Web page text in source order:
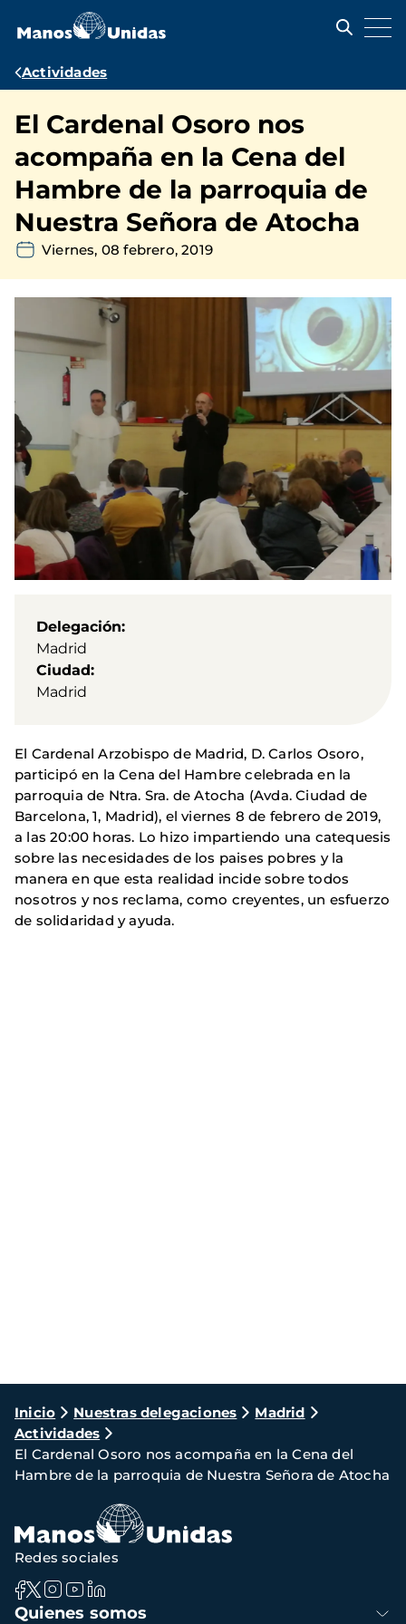
contenido
Ruta
navegación
Actividades
El Cardenal Osoro nos
acompaña en la Cena del
Hambre de la parroquia de
Nuestra Señora de Atocha
Viernes, 08 febrero, 2019
Delegación
Madrid
Ciudad
Madrid
El Cardenal Arzobispo de Madrid, D. Carlos Osoro,
participó en la Cena del Hambre celebrada en la
parroquia de Ntra. Sra. de Atocha (Avda. Ciudad de
Barcelona, 1, Madrid), el viernes 8 de febrero de 2019,
a las 20:00 horas. Lo hizo impartiendo una catequesis
sobre las necesidades de los paises pobres y la
manera en que esta realidad incide sobre todos
nosotros y nos reclama, como creyentes, un esfuerzo
de solidaridad y ayuda.
Ruta
de
navegación
Inicio Nuestras delegaciones
Madrid
Actividades
El Cardenal Osoro nos acompaña en la Cena del
Hambre de la parroquia de Nuestra Señora de Atocha
Navegación
Quienes somos
Redes sociales